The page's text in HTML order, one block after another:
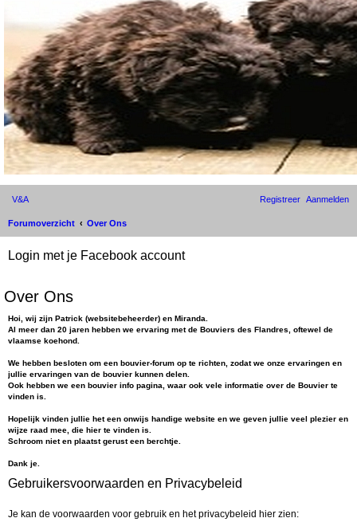
V&A Aanmelden
Registreer
Forumoverzicht Over Ons
Login met je Facebook account
Over Ons
Hoi, wij zijn Patrick (websitebeheerder) en Miranda.
Al meer dan 20 jaren hebben we ervaring met de Bouviers des Flandres, oftewel de
vlaamse koehond.
We hebben besloten om een bouvier-forum op te richten, zodat we onze ervaringen en
jullie ervaringen van de bouvier kunnen delen.
Ook hebben we een bouvier info pagina, waar ook vele informatie over de Bouvier te
vinden is.
Hopelijk vinden jullie het een onwijs handige website en we geven jullie veel plezier en
wijze raad mee, die hier te vinden is.
Schroom niet en plaatst gerust een berchtje.
Dank je.
Gebruikersvoorwaarden en Privacybeleid
Je kan de voorwaarden voor gebruik en het privacybeleid hier zien: